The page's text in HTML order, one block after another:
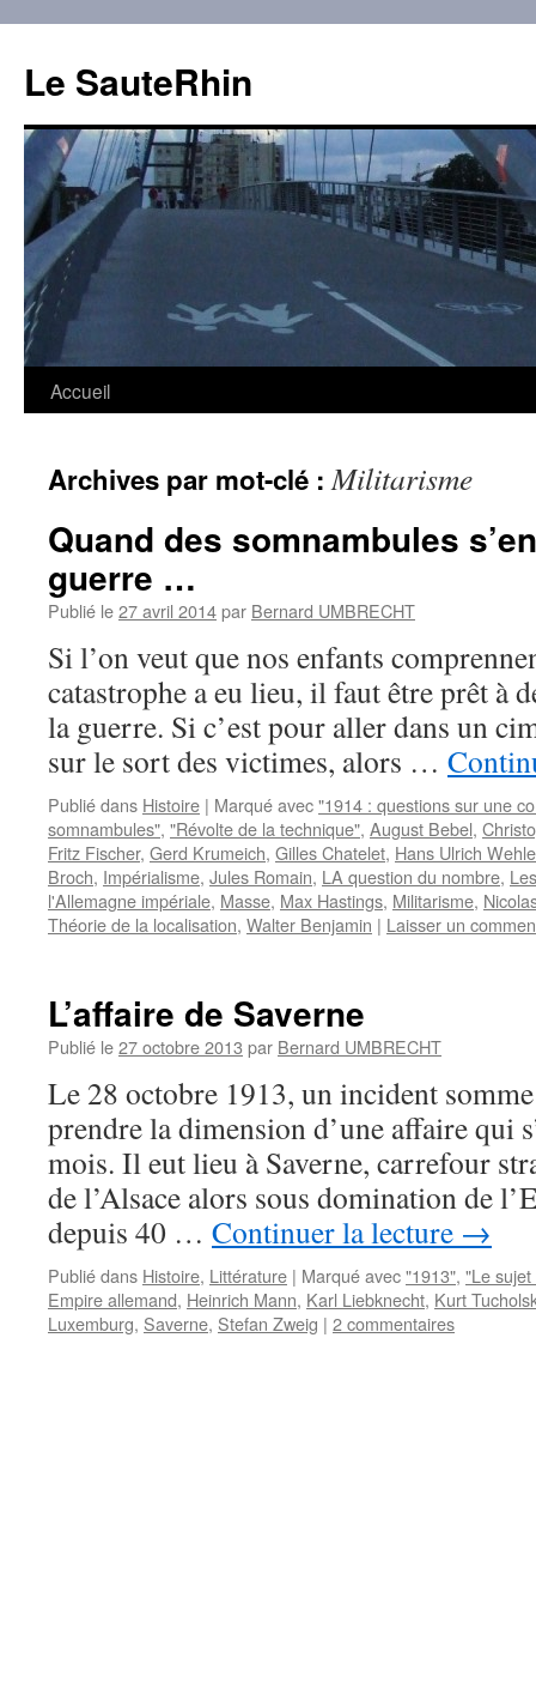
contenu
Le SauteRhin
Accueil
Archives par mot-clé :Militarisme
Quand des somnambules
guerre …
Publié le27 avril 2014par Bernard UMBRECHT
Si l’on veut que nos enfants
catastrophe a eu lieu, il faut être prêt à
la guerre. Si c’est pour aller dans un
sur le sort des victimes, alors …
Publié dans Histoire | Marqué avec"1914 : questions sur une
somnambules", "Révolte de la technique", August Bebel,
Fritz Fischer, Gerd Krumeich, Gilles Chatelet, Hans Ulrich
Broch, Impérialisme, Jules Romain, LA question du nombre,
l'Allemagne impériale, Masse, Max Hastings, Militarisme,
Théorie de la localisation, Walter Benjamin | Laisser un
L’affaire de Saverne
Publié le27 octobre 2013 par Bernard UMBRECHT
Le 28 octobre 1913, un incident
prendre la dimension d’une affaire qui
mois. Il eut lieu à Saverne, carrefour
de l’Alsace alors sous domination de
depuis 40 … Continuer la lecture →
Publié dans Histoire, Littérature | Marqué avec"1913", "Le sujet
Empire allemand, Heinrich Mann, Karl Liebknecht, Kurt
Luxemburg, Saverne, Stefan Zweig | 2 commentaires